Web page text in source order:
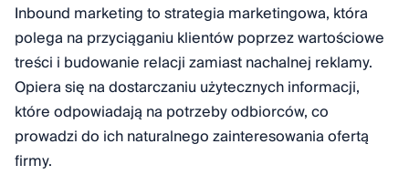
Inbound marketing to strategia marketingowa, która
polega na przyciąganiu klientów poprzez wartościowe
treści i budowanie relacji zamiast nachalnej reklamy.
Opiera się na dostarczaniu użytecznych informacji,
które odpowiadają na potrzeby odbiorców, co
prowadzi do ich naturalnego zainteresowania ofertą
firmy.